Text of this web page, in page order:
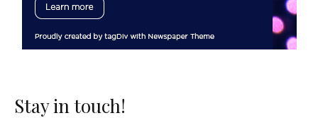
Stay in touch!